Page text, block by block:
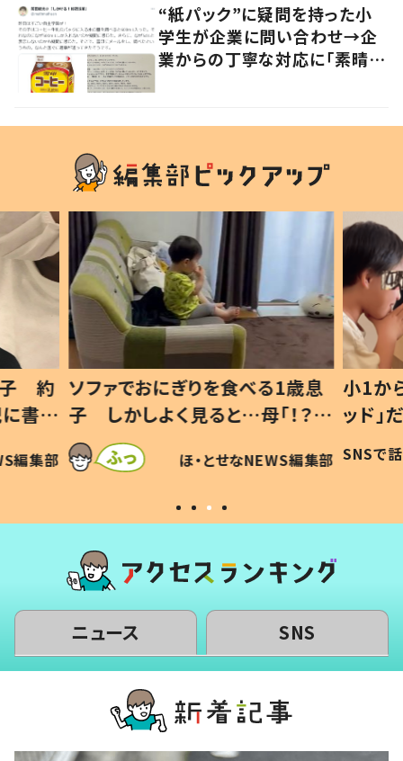
“紙パック”に疑問を持った小
学生が企業に問い合わせ→企
業からの丁寧な対応に「素晴ら
歳息
？」
編集部
小1から不登校、息子は「ギフテ
ッド」だった 父が“ウチ給食”を
作り続ける理由とは #令和の親
#令和の子
SNSで話題 ほ・とせなNEWS編集部
ひ孫
が、抱
「涙
い」
ニュース SNS